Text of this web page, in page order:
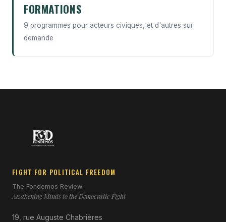
FORMATIONS
9 programmes pour acteurs civiques, et d'autres sur
demande
FIGHT FOR POLITICAL FREEDOM
The Fondemos Review
Awakening Minds to the Democratic Fight
19, rue Auguste Chabrières